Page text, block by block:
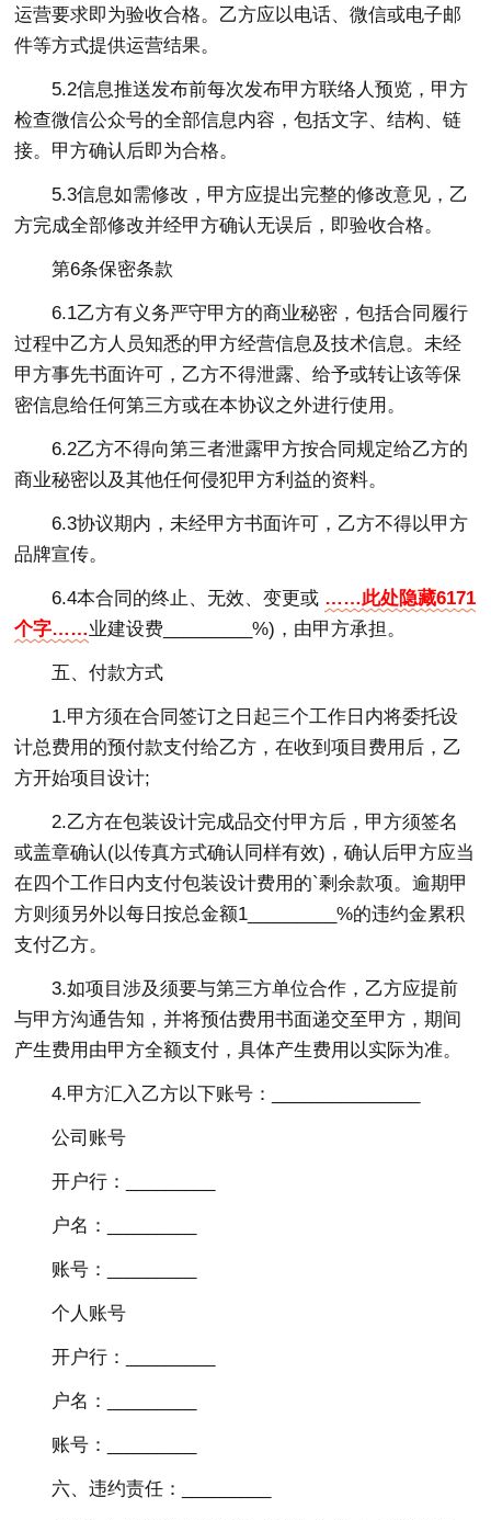
运营要求即为验收合格。乙方应以电话、微信或电子邮
件等方式提供运营结果。
5.2信息推送发布前每次发布甲方联络人预览，甲方
检查微信公众号的全部信息内容，包括文字、结构、链
接。甲方确认后即为合格。
5.3信息如需修改，甲方应提出完整的修改意见，乙
方完成全部修改并经甲方确认无误后，即验收合格。
第6条保密条款
6.1乙方有义务严守甲方的商业秘密，包括合同履行
过程中乙方人员知悉的甲方经营信息及技术信息。未经
甲方事先书面许可，乙方不得泄露、给予或转让该等保
密信息给任何第三方或在本协议之外进行使用。
6.2乙方不得向第三者泄露甲方按合同规定给乙方的
商业秘密以及其他任何侵犯甲方利益的资料。
6.3协议期内，未经甲方书面许可，乙方不得以甲方
品牌宣传。
6.4本合同的终止、无效、变更或 ……此处隐藏6171
个字……业建设费_________%)，由甲方承担。
五、付款方式
1.甲方须在合同签订之日起三个工作日内将委托设
计总费用的预付款支付给乙方，在收到项目费用后，乙
方开始项目设计;
2.乙方在包装设计完成品交付甲方后，甲方须签名
或盖章确认(以传真方式确认同样有效)，确认后甲方应当
在四个工作日内支付包装设计费用的`剩余款项。逾期甲
方则须另外以每日按总金额1_________%的违约金累积
支付乙方。
3.如项目涉及须要与第三方单位合作，乙方应提前
与甲方沟通告知，并将预估费用书面递交至甲方，期间
产生费用由甲方全额支付，具体产生费用以实际为准。
4.甲方汇入乙方以下账号：_______________
公司账号
开户行：_________
户名：_________
账号：_________
个人账号
开户行：_________
户名：_________
账号：_________
六、违约责任：_________